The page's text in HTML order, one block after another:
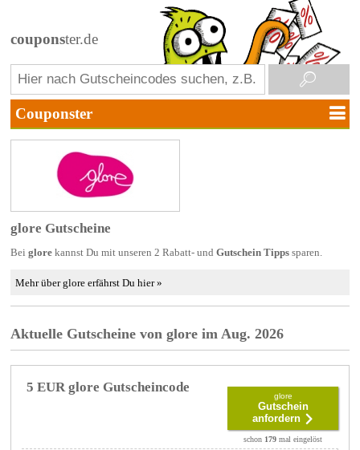
couponster.de
glore Gutscheine
Bei glorekannst Du mit unseren 2 Rabatt- und Gutschein Tippssparen.
Mehr über glore erfährst Du hier »
Aktuelle Gutscheine von glore im Aug. 2026
5 EUR glore Gutscheincode
glore
Gutschein
anfordern
schon 179 mal eingelöst